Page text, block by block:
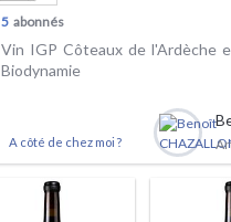
5 abonnés
Vin IGP Côteaux de l'Ardèche
Biodynamie
A côté de chez moi ?